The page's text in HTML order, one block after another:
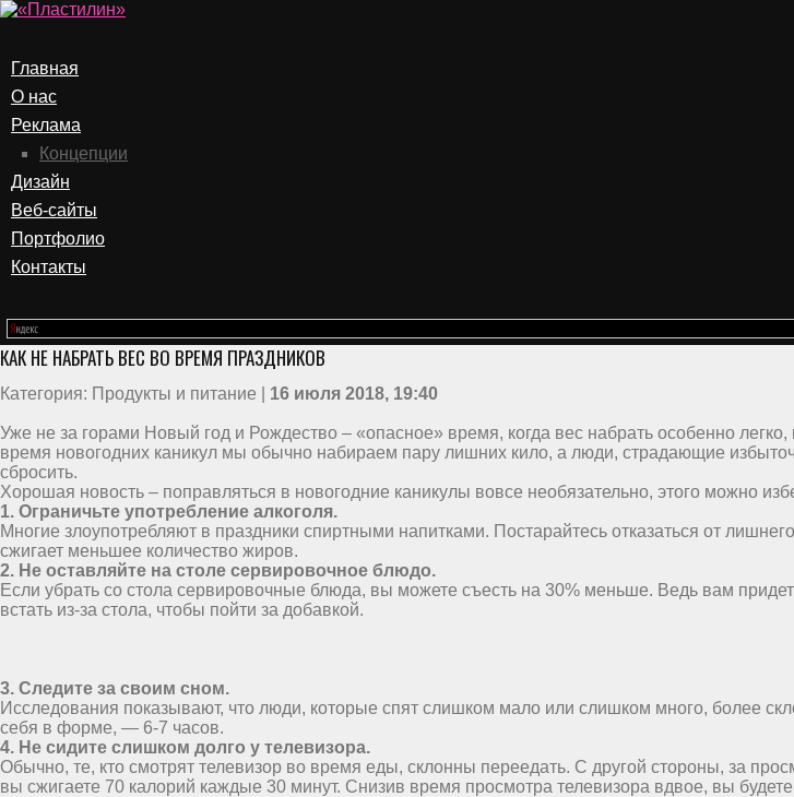
Главная
О нас
Реклама
Концепции
Дизайн
Веб-сайты
Портфолио
Контакты
КАК НЕ НАБРАТЬ ВЕС ВО ВРЕМЯ ПРАЗДНИКОВ
Категория: Продукты и питание | 16 июля 2018, 19:40
Уже не за горами Новый год и Рождество – «опасное» время, когда вес набрать особенно
время новогодних каникул мы обычно набираем пару лишних кило, а люди, страдающие
сбросить.
Хорошая новость – поправляться в новогодние каникулы вовсе необязательно, этого можно
1. Ограничьте употребление алкоголя.
Многие злоупотребляют в праздники спиртными напитками. Постарайтесь отказаться от
сжигает меньшее количество жиров.
2. Не оставляйте на столе сервировочное блюдо.
Если убрать со стола сервировочные блюда, вы можете съесть на 30% меньше. Ведь вам
встать из-за стола, чтобы пойти за добавкой.
3. Следите за своим сном.
Исследования показывают, что люди, которые спят слишком мало или слишком много, более
себя в форме, — 6-7 часов.
4. Не сидите слишком долго у телевизора.
Обычно, те, кто смотрят телевизор во время еды, склонны переедать. С другой стороны, за
вы сжигаете 70 калорий каждые 30 минут. Снизив время просмотра телевизора вдвое, вы